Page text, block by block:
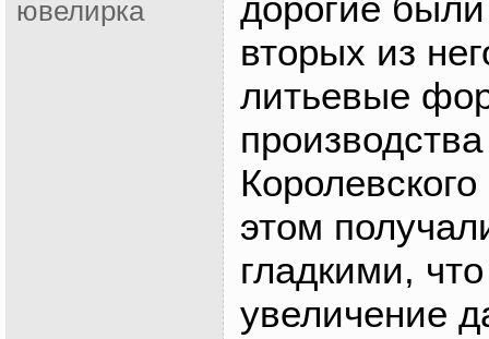
ювелирка
вторых из
литьевые
этом
гладкими,
увеличение